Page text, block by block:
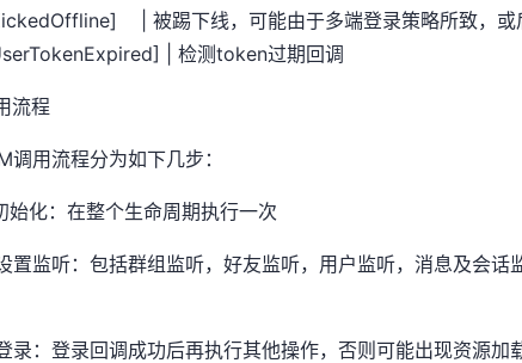
| 被踢下线，可能由于多端登录策略所致，或
| 检测token过
流程
调用流程分为如下几步：
始化：在整个生命周期执行一次
置监听：包括群组监听，好友监听，用户监听，消息及会
录：登录回调成功后再执行其他操作，否则可能出现资源加